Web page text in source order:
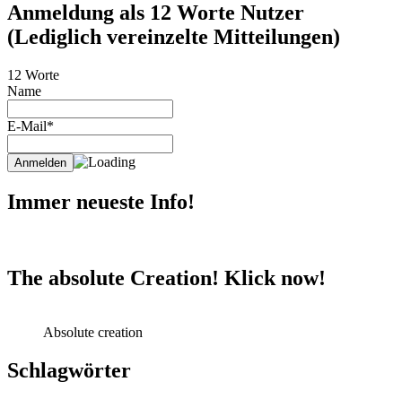
Anmeldung als 12 Worte Nutzer
(Lediglich vereinzelte Mitteilungen)
12 Worte
Name
E-Mail*
Immer neueste Info!
The absolute Creation! Klick now!
Absolute creation
Schlagwörter